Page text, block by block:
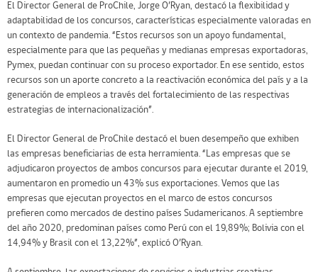
El Director General de ProChile, Jorge O’Ryan, destacó la flexibilidad y
adaptabilidad de los concursos, características especialmente valoradas en
un contexto de pandemia. “Estos recursos son un apoyo fundamental,
especialmente para que las pequeñas y medianas empresas exportadoras,
Pymex, puedan continuar con su proceso exportador. En ese sentido, estos
recursos son un aporte concreto a la reactivación económica del país y a la
generación de empleos a través del fortalecimiento de las respectivas
estrategias de internacionalización”.
El Director General de ProChile destacó el buen desempeño que exhiben
las empresas beneficiarias de esta herramienta. “Las empresas que se
adjudicaron proyectos de ambos concursos para ejecutar durante el 2019,
aumentaron en promedio un 43% sus exportaciones. Vemos que las
empresas que ejecutan proyectos en el marco de estos concursos
prefieren como mercados de destino países Sudamericanos. A septiembre
del año 2020, predominan países como Perú con el 19,89%; Bolivia con el
14,94% y Brasil con el 13,22%”, explicó O’Ryan.